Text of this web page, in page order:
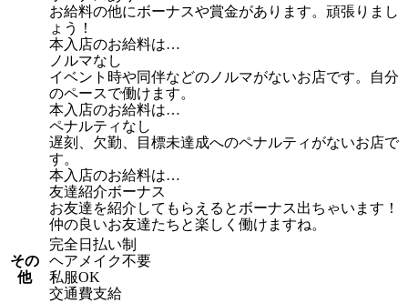
お給料の他にボーナスや賞金があります。頑張りまし
ょう！
本入店のお給料は…
ノルマなし
イベント時や同伴などのノルマがないお店です。自分
のペースで働けます。
本入店のお給料は…
ペナルティなし
遅刻、欠勤、目標未達成へのペナルティがないお店で
す。
本入店のお給料は…
友達紹介ボーナス
お友達を紹介してもらえるとボーナス出ちゃいます！
仲の良いお友達たちと楽しく働けますね。
その
他
完全日払い制
ヘアメイク不要
私服OK
交通費支給